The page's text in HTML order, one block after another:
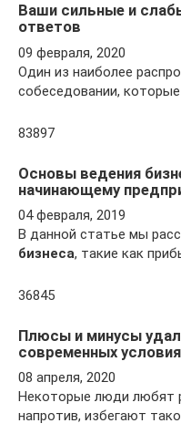
Ваши сильные и
ответов
09 февраля, 2020
Один из наиболее
собеседовании,
83897
Основы ведения
начинающему
04 февраля, 2019
В данной статье мы
бизнеса, такие как
36845
Плюсы и минусы
современных
08 апреля, 2020
Некоторые люди любят
напротив, избегают